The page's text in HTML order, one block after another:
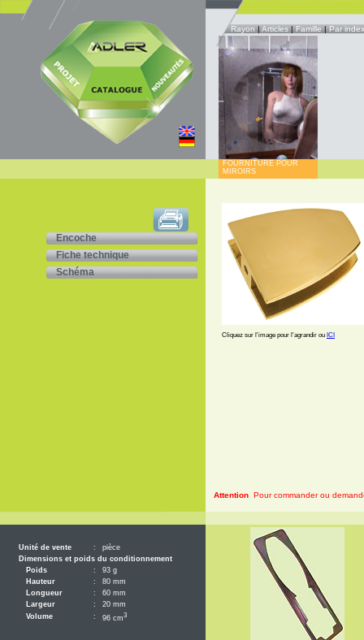
Rayon|Articles|Famille|Par index
Encoche
Fiche technique
Schéma
Unité de vente :
pièce
Dimensions et poids du conditionnement
Poids
:
93 g
Hauteur
:
80 mm
Longueur
:
60 mm
Largeur
:
20 mm
Volume
: 96 cm3
FOURNITURE POUR
MIROIRS
Cliquez sur l'image pour l'agrandir ou ICI
Attention Pour commander ou